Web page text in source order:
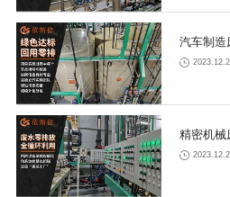
汽车制造
精密机械